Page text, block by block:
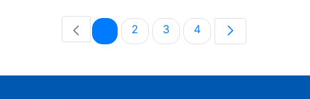
PaginaPagina
2 Pagina
3 Pagina
4